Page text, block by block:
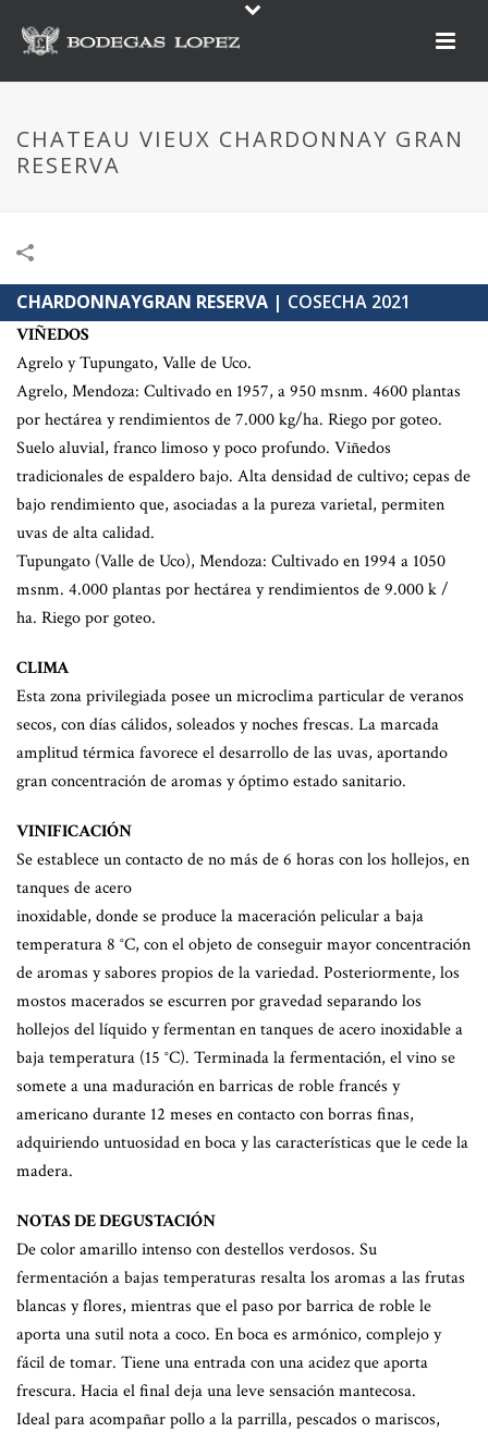
CHATEAU VIEUX CHARDONNAY GRAN
RESERVA
CHARDONNAYGRAN RESERVA | COSECHA 2021
VIÑEDOS
Agrelo y Tupungato, Valle de Uco.
Agrelo, Mendoza: Cultivado en 1957, a 950 msnm. 4600 plantas
por hectárea y rendimientos de 7.000 kg/ha. Riego por goteo.
Suelo aluvial, franco limoso y poco profundo. Viñedos
tradicionales de espaldero bajo. Alta densidad de cultivo; cepas de
bajo rendimiento que, asociadas a la pureza varietal, permiten
uvas de alta calidad.
Tupungato (Valle de Uco), Mendoza: Cultivado en 1994 a 1050
msnm. 4.000 plantas por hectárea y rendimientos de 9.000 k /
ha. Riego por goteo.
CLIMA
Esta zona privilegiada posee un microclima particular de veranos
secos, con días cálidos, soleados y noches frescas. La marcada
amplitud térmica favorece el desarrollo de las uvas, aportando
gran concentración de aromas y óptimo estado sanitario.
VINIFICACIÓN
Se establece un contacto de no más de 6 horas con los hollejos, en
tanques de acero
inoxidable, donde se produce la maceración pelicular a baja
temperatura 8 °C, con el objeto de conseguir mayor concentración
de aromas y sabores propios de la variedad. Posteriormente, los
mostos macerados se escurren por gravedad separando los
hollejos del líquido y fermentan en tanques de acero inoxidable a
baja temperatura (15 °C). Terminada la fermentación, el vino se
somete a una maduración en barricas de roble francés y
americano durante 12 meses en contacto con borras finas,
adquiriendo untuosidad en boca y las características que le cede la
madera.
NOTAS DE DEGUSTACIÓN
De color amarillo intenso con destellos verdosos. Su
fermentación a bajas temperaturas resalta los aromas a las frutas
blancas y flores, mientras que el paso por barrica de roble le
aporta una sutil nota a coco. En boca es armónico, complejo y
fácil de tomar. Tiene una entrada con una acidez que aporta
frescura. Hacia el final deja una leve sensación mantecosa.
Ideal para acompañar pollo a la parrilla, pescados o mariscos,